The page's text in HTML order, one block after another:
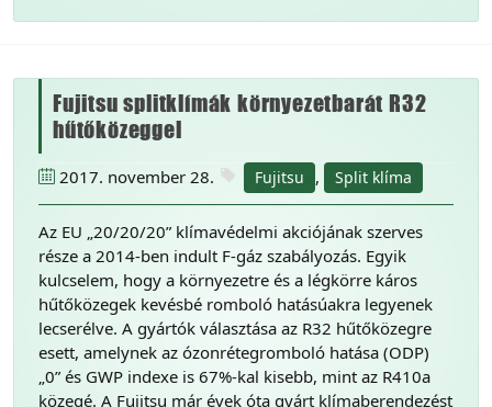
Fujitsu splitklímák környezetbarát R32
hűtőközeggel
2017. november 28. Fujitsu , Split klíma
Az EU „20/20/20” klímavédelmi akciójának szerves
része a 2014-ben indult F-gáz szabályozás. Egyik
kulcselem, hogy a környezetre és a légkörre káros
hűtőközegek kevésbé romboló hatásúakra legyenek
lecserélve. A gyártók választása az R32 hűtőközegre
esett, amelynek az ózonrétegromboló hatása (ODP)
„0” és GWP indexe is 67%-kal kisebb, mint az R410a
közegé. A Fujitsu már évek óta gyárt klímaberendezést